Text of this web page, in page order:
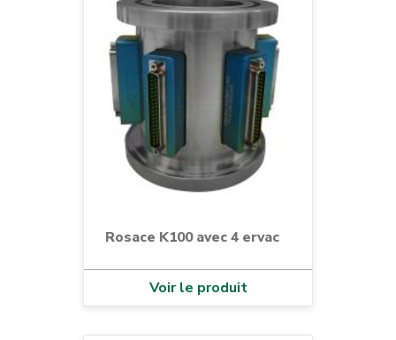
Rosace K100 avec 4 ervac
Voir le produit